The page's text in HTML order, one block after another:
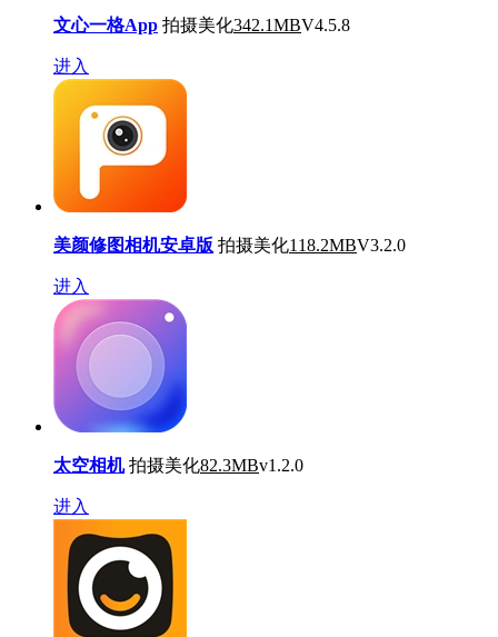
文心一格App 拍摄美化342.1MBV4.5.8
进入
美颜修图相机安卓版 拍摄美化118.2MBV3.2.0
进入
太空相机 拍摄美化82.3MBv1.2.0
进入